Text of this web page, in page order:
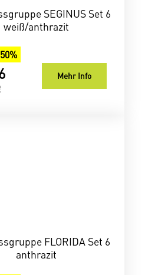
SEGINUS Set 6
weiß/anthrazit
Mehr Info
FLORIDA Set 6
anthrazit